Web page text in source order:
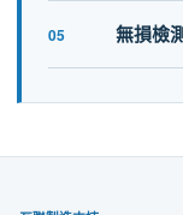
05 無損檢